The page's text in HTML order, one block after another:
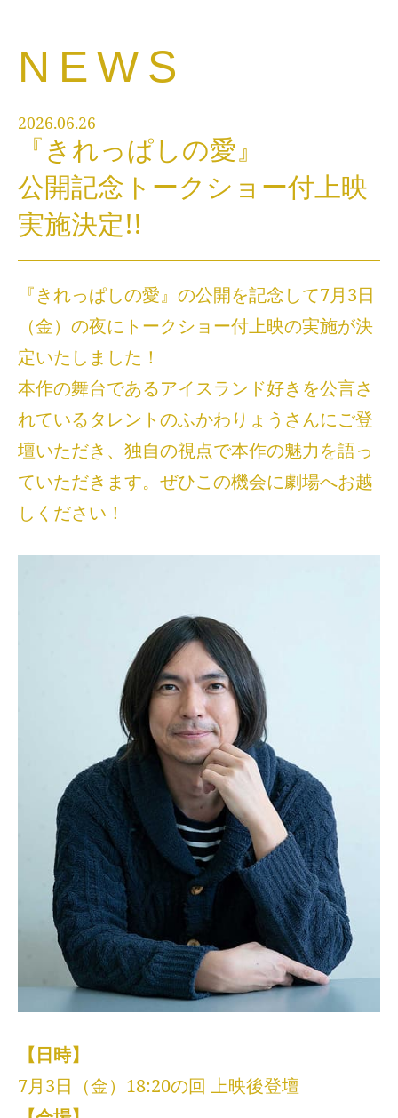
NEWS
『きれっぱしの愛』
公開記念トークショー付上映
実施決定!!
2026.06.26
『きれっぱしの愛』の公開を記念して7月3日
（金）の夜にトークショー付上映の実施が決
定いたしました！
本作の舞台であるアイスランド好きを公言さ
れているタレントのふかわりょうさんにご登
壇いただき、独自の視点で本作の魅力を語っ
ていただきます。ぜひこの機会に劇場へお越
しください！
【日時】
7月3日（金）18:20の回 上映後登壇